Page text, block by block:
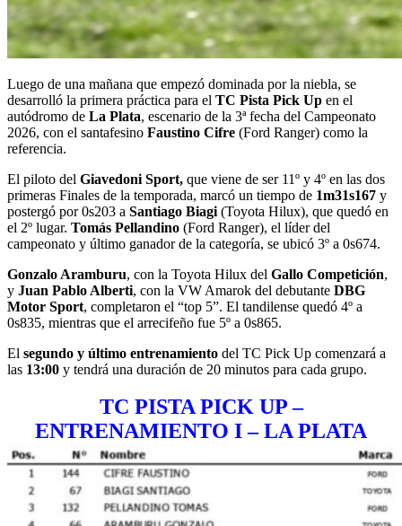
Luego de una mañana que empezó dominada por la niebla, se
desarrolló la primera práctica para el TC Pista Pick Up en el
autódromo de La Plata, escenario de la 3ª fecha del Campeonato
2026, con el santafesino Faustino Cifre (Ford Ranger) como la
referencia.
El piloto del Giavedoni Sport, que viene de ser 11º y 4º en las dos
primeras Finales de la temporada, marcó un tiempo de 1m31s167 y
postergó por 0s203 a Santiago Biagi (Toyota Hilux), que quedó en
el 2º lugar. Tomás Pellandino (Ford Ranger), el líder del
campeonato y último ganador de la categoría, se ubicó 3º a 0s674.
Gonzalo Aramburu, con la Toyota Hilux del Gallo Competición,
y Juan Pablo Alberti, con la VW Amarok del debutante DBG
Motor Sport, completaron el “top 5”. El tandilense quedó 4º a
0s835, mientras que el arrecifeño fue 5º a 0s865.
El segundo y último entrenamiento del TC Pick Up comenzará a
las 13:00 y tendrá una duración de 20 minutos para cada grupo.
TC PISTA PICK UP –
ENTRENAMIENTO I– LA PLATA